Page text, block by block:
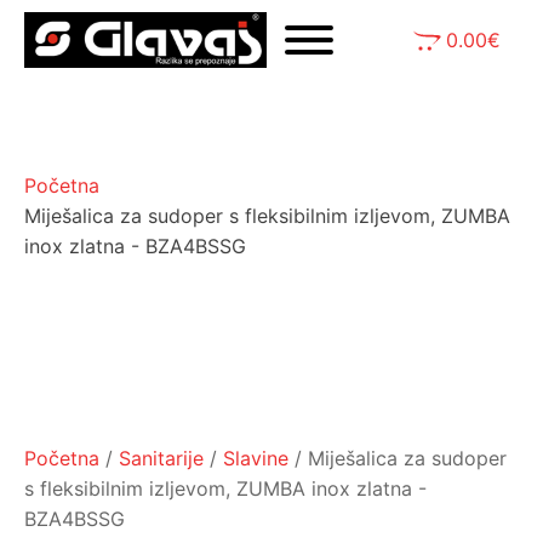
0.00€
Početna
Miješalica za sudoper s fleksibilnim izljevom, ZUMBA
inox zlatna - BZA4BSSG
Početna / Sanitarije / Slavine / Miješalica za sudoper
s fleksibilnim izljevom, ZUMBA inox zlatna -
BZA4BSSG